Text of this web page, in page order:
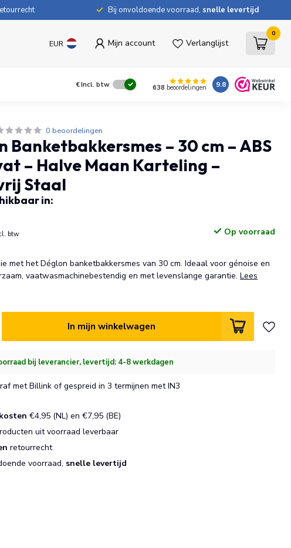
Bij onvoldoende voorraad, snelle levertijd
EUR Mijn account Verlanglijst
0
€Incl. btw 638 beoordelingen 9.8
0 beoordelingen
Banketbakkersmes – 30 cm – ABS
– Halve Maan Karteling –
Staal
in:
btw Op voorraad
met het Déglon banketbakkersmes van 30 cm. Ideaal voor génoise en
vaatwasmachinebestendig en met levenslange garantie.Lees
In mijn winkelwagen
bij leverancier, levertijd: 4-8 werkdagen
met Billink of gespreid in 3 termijnen met IN3
€4,95 (NL) en €7,95 (BE)
uit voorraad leverbaar
retourrecht
voorraad, snelle levertijd